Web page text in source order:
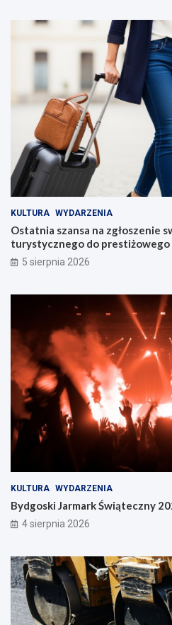
KULTURA WYDARZENIA
Ostatnia szansa na zgłoszenie
turystycznego do prestiżowego
5 sierpnia 2026
KULTURA WYDARZENIA
Bydgoski Jarmark Świąteczny
4 sierpnia 2026